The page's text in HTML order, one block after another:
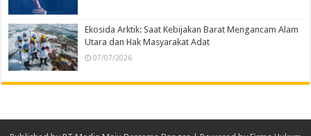
Ekosida Arktik: Saat Kebijakan Barat Mengancam Alam
Utara dan Hak Masyarakat Adat
07/07/2026